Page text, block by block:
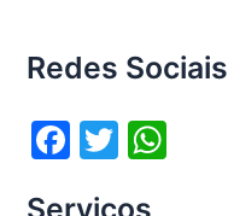
Redes Sociais
F
T